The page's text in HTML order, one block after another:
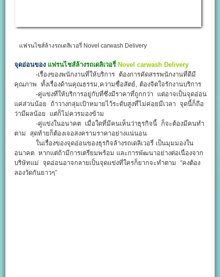
แฟรนไชส์ล้างรถเดลิเวอรี่ Novel carwash Delivery
จุดอ่อนของ แฟรนไชส์ล้างรถเดลิเวอรี่ Novel carwash Delivery
-เรื่องของพนักงานที่ให้บริการ ต้องการคัดสรรพนักงานที่ดีมี
คุณภาพ ทั้งเรื่องด้านคุณธรรม,ความซื่อสัตย์, ต้องจิตใจรักงานบริการ
-คู่แข่งที่ให้บริการอยู่กับที่ซึ่งมีราคาที่ถูกกว่า แต่อาจเป็นจุดอ่อน
แค่ส่วนน้อย ถ้าวางกลุ่มเป้าหมายไว้ระดับสูงที่ไม่ค่อยมีเวลา จุดนี้ก็ถีอ
ว่ามีผลน้อย แต่ก็ไม่ควรมองข้าม
-คู่แข่งในอนาคต เมื่อใดที่มีคนเห็นว่าธุรกิจนี้ ก็จะต้องมีคนทำ
ตาม สุดท้ายก็ต้องเจอสงครามราคาอย่างแน่นอน
ในเรื่องของจุดอ่อนของธุรกิจล้างรถเดลิเวอรี่ เป็นมุมมองใน
อนาคต หากแต่ถ้ามีการเตรียมพร้อม และการพัฒนาอย่างต่อเนื่องจาก
บริษัทแม่ จุดอ่อนอาจกลายเป็นจุดแข่งที่ใครก็ยากจะทำตาม “คงต้อง
ลองวัดกันยาวๆ”